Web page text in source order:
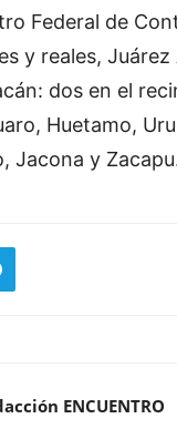
Federal de
y reales,
dos en el
Huetamo,
Jacona y
ENCUENTRO